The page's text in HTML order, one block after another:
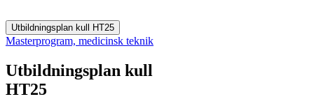
Utbildningsplan kull HT25
Masterprogram, medicinsk teknik
Utbildningsplan kull
HT25